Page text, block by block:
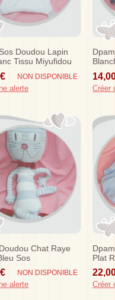
Doudou Lapin
Tissu Miyufidou
NON DISPONIBLE
alerte Créer
Chat Raye
Sos
NON DISPONIBLE
alerte
Plat
Créer